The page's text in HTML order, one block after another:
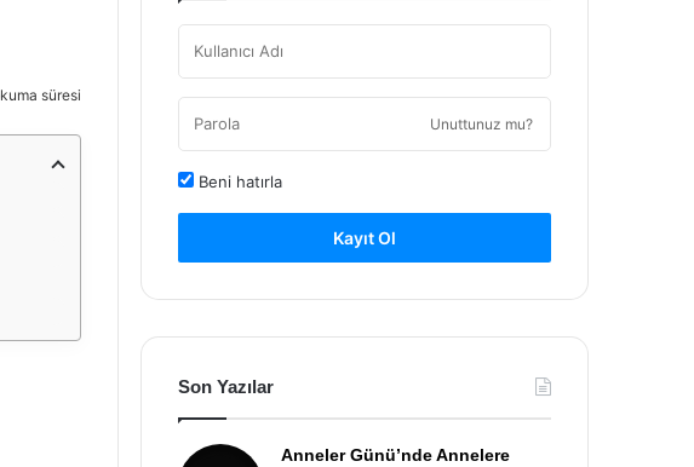
süresi
Unuttunuz mu?
Beni hatırla
Kayıt Ol
Son Yazılar
Anneler Günü’nde Annelere